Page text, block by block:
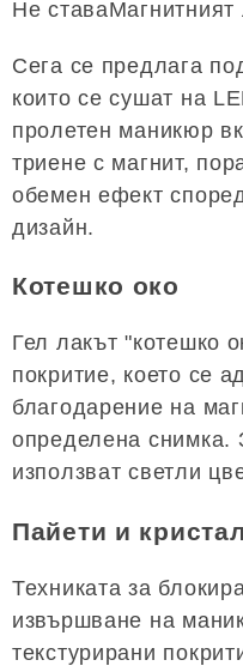
Не
Сега се предлага
които се сушат на
пролетен маникюр
триене с магнит,
обемен ефект
дизайн.
Котешко око
Гел лакът "котешко
покритие, което се
благодарение на
определена
използват светли
Пайети и
Техниката за
извършване на
текстурирани